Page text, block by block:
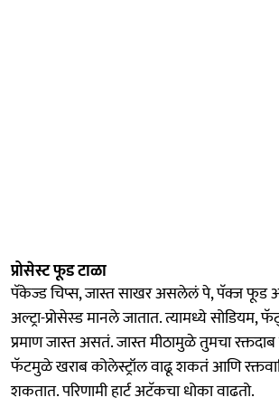
प्रोसेस्ट फूड टाळा
पॅकेज्ड चिप्स, जास्त साखर असलेलं पे, पॅक्ज फूड
अल्ट्रा-प्रोसेस्ड मानले जातात. त्यामध्ये
प्रमाण जास्त असतं. जास्त मीठामुळे तुमचा
फॅटमुळे खराब कोलेस्ट्रॉल वाढू शकतं आणि
शकतात. परिणामी हार्ट अटॅकचा धोका वाढतो.